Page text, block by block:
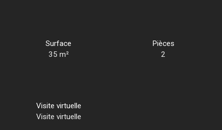
Surface
35 m²
Pièces
2
Visite virtuelle
Visite virtuelle